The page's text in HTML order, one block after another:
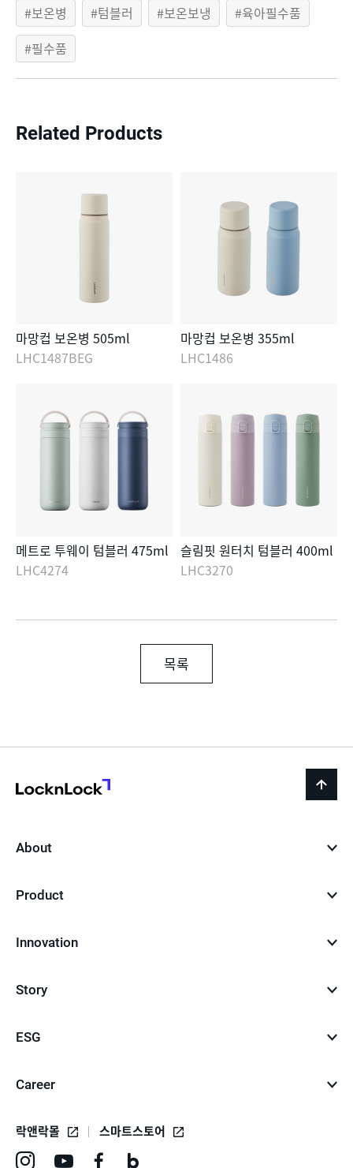
보온병 텀블러 보온보냉
육아필수품
필수품
Related Products
마망컵 보온병 505ml
LHC1487BEG
마망컵 보온병 355ml
LHC1486
메트로 투웨이 텀블러 475ml
LHC4274
슬림핏 원터치 텀블러 400ml
LHC3270
목록
back
About
Product
Innovation
Story
ESG
Career
락앤락몰 스마트스토어